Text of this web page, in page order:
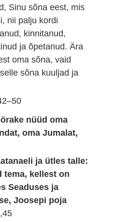
Sinu sõna eest, mis
nii palju kordi
kinnitanud,
ja õpetanud. Ära
oma sõna, vaid
sõna kuuljad ja
nüüd oma
oma Jumalat,
ja ütles talle:
tema, kellest on
Seaduses ja
Joosepi poja